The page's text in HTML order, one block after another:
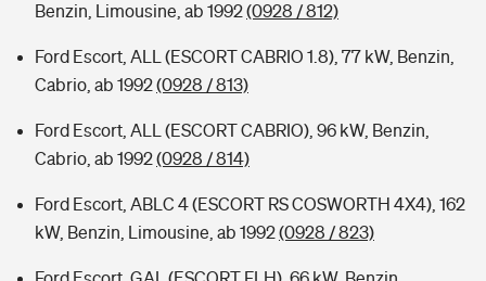
Benzin, Limousine, ab 1992(0928 / 812)
Ford Escort, ALL (ESCORT CABRIO 1.8), 77 kW, Benzin,
Cabrio, ab 1992(0928 / 813)
Ford Escort, ALL (ESCORT CABRIO), 96 kW, Benzin,
Cabrio, ab 1992(0928 / 814)
Ford Escort, ABLC 4 (ESCORT RS COSWORTH 4X4), 162
kW, Benzin, Limousine, ab 1992(0928 / 823)